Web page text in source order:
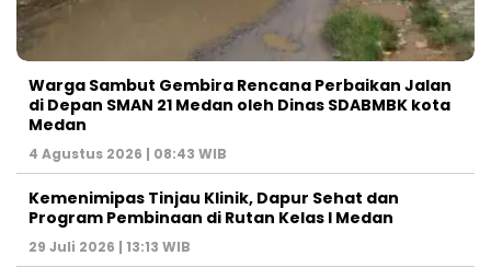
Warga Sambut Gembira Rencana Perbaikan Jalan
di Depan SMAN 21 Medan oleh Dinas SDABMBK kota
Medan
4 Agustus 2026 | 08:43 WIB
Kemenimipas Tinjau Klinik, Dapur Sehat dan
Program Pembinaan di Rutan Kelas I Medan
29 Juli 2026 | 13:13 WIB